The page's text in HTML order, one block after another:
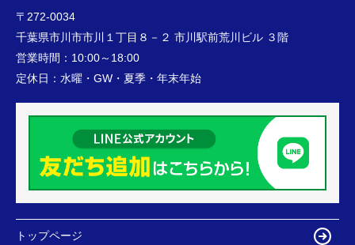
〒272-0034
千葉県市川市市川１丁目８－２ 市川駅前荒川ビル ３階
営業時間： 10:00～18:00
定休日： 水曜・GW・夏季・年末年始
トップページ